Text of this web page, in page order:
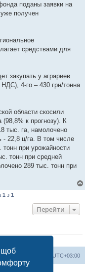
щоб
поданы заявки на
получен
средствами для
закупать у аграриев
НДС), 4-го – 430 грн/тонна
области скосили
к прогнозу). К
тыс. га, намолочено
- 22,8 ц/га. В том числе
при урожайности
тонн при средней
289 тыс. тонн при
1 з 1
Перейти
UTC+03:00